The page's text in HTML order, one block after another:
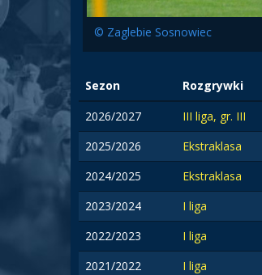
© Zaglebie Sosnowiec
Sezon Rozgrywki
2026/2027
III liga, gr. III
2025/2026
Ekstraklasa
2024/2025
Ekstraklasa
2023/2024
I liga
2022/2023
I liga
2021/2022
I liga